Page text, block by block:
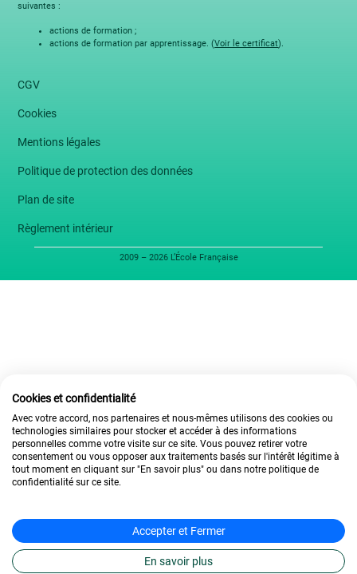
suivantes :
actions de formation ;
actions de formation par apprentissage. (Voir le certificat).
CGV
Cookies
Mentions légales
Politique de protection des données
Plan de site
Règlement intérieur
2009 – 2026 L’École Française
Cookies et confidentialité
Avec votre accord, nos partenaires et nous-mêmes utilisons des cookies ou
technologies similaires pour stocker et accéder à des informations
personnelles comme votre visite sur ce site. Vous pouvez retirer votre
consentement ou vous opposer aux traitements basés sur l'intérêt légitime à
tout moment en cliquant sur "En savoir plus" ou dans notre politique de
confidentialité sur ce site.
Accepter et Fermer
En savoir plus